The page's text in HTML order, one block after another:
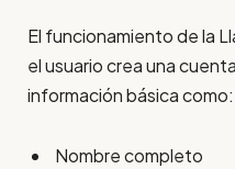
El funcionamiento de la
el usuario crea una
información básica como:
Nombre completo